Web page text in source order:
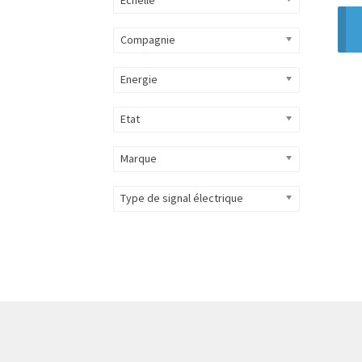
Compagnie
Energie
Etat
Marque
Type de signal électrique